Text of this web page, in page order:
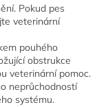
Pokud pes
veterinární
pouhého
obstrukce
veterinární pomoc.
neprůchodností
systému.